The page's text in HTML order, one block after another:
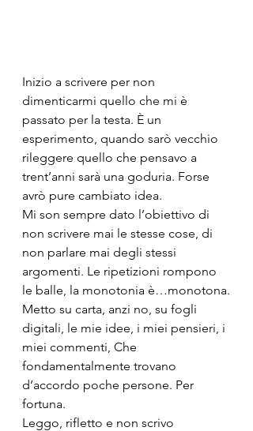
Inizio a scrivere per non
dimenticarmi quello che mi è
passato per la testa. È un
esperimento, quando sarò vecchio
rileggere quello che pensavo a
trent’anni sarà una goduria. Forse
avrò pure cambiato idea.
Mi son sempre dato l’obiettivo di
non scrivere mai le stesse cose, di
non parlare mai degli stessi
argomenti. Le ripetizioni rompono
le balle, la monotonia è…monotona.
Metto su carta, anzi no, su fogli
digitali, le mie idee, i miei pensieri, i
miei commenti, Che
fondamentalmente trovano
d’accordo poche persone. Per
fortuna.
Leggo, rifletto e non scrivo